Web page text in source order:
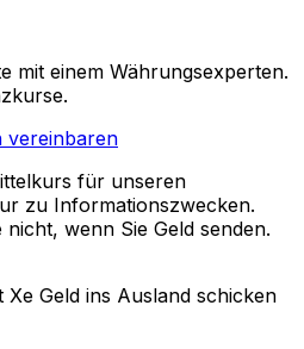
mit einem Währungsexperten.
vereinbaren
für unseren
zu Informationszwecken.
wenn Sie Geld senden.
Xe Geld ins Ausland schicken